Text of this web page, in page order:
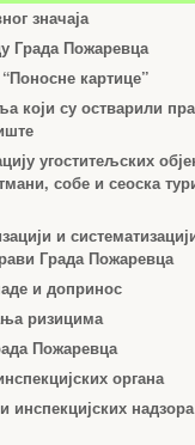
значаја
Града Пожаревца
картице”
који су остварили
угоститељских
собе и сеоска
и
Града Пожаревца
и допринос
ризицима
Пожаревца
органа
надзора